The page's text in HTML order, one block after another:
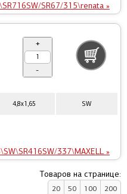
SR67/315\renata »
4,8x1,65 SW
337\MAXELL »
+
-
Товаров на странице:
20 50 100 200